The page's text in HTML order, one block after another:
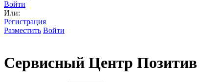
Войти
Или:
Регистрация
Разместить Войти
Сервисный Центр Позитив